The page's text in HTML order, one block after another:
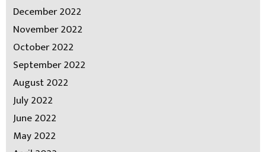
December 2022
November 2022
October 2022
September 2022
August 2022
July 2022
June 2022
May 2022